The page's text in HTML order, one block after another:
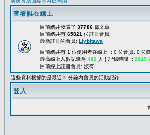
查看誰在線上
目前總共發表了 37786 篇文章
目前總共有 65821 位註冊會員
最新註冊的會員: Llybitawa
目前總共有 1 位使用者在線上 :: 0 位會員, 0
最高線上人數記錄為 482 人 [ 記錄時間 :: 2019
目前線上註冊會員: 沒有
這些資料根據的是最近 5 分鐘內會員的活動記錄
登入